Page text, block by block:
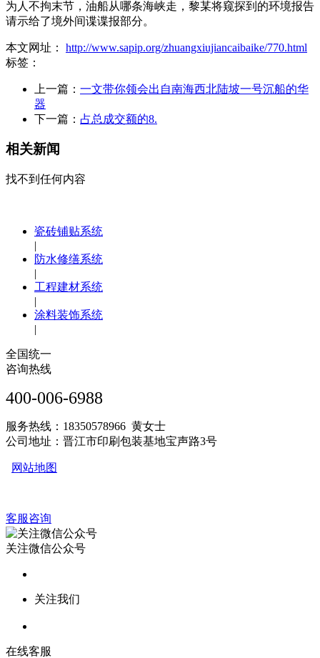
为人不拘末节，油船从哪条海峡走，黎某将窥探到的环境报告
请示给了境外间谍谍报部分。
本文网址： http://www.sapip.org/zhuangxiujiancaibaike/770.html
标签：
上一篇： 一文带你领会出自南海西北陆坡一号沉船的华
器
下一篇： 占总成交额的8.
相关新闻
找不到任何内容
瓷砖铺贴系统
|
防水修缮系统
|
工程建材系统
|
涂料装饰系统
|
全国统一
咨询热线
400-006-6988
服务热线：18350578966 黄女士
公司地址：晋江市印刷包装基地宝声路3号
网站地图
客服咨询
关注微信公众号
关注我们
在线客服